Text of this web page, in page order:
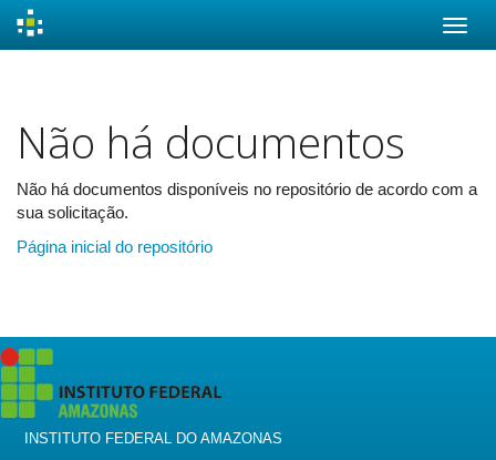
Não há documentos
Não há documentos disponíveis no repositório de acordo com a
sua solicitação.
Página inicial do repositório
INSTITUTO FEDERAL DO AMAZONAS